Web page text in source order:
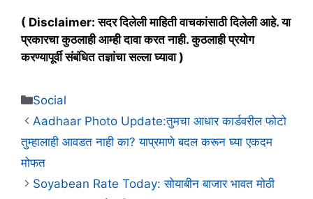
( Disclaimer: सदर दिलेली माहिती वाचकांसाठी दिलेली आहे. या
प्रकारचा कुठलाही आम्ही दावा करत नाही. कुठलाही प्रयोग
करण्यापूर्वी संबंधित तज्ञांचा सल्ला घ्यावा )
Categories
Social
Aadhaar Photo Update:तुमचा आधार कार्डवरील फोटो
तुम्हालाही आवडत नाही का? याप्रमाणे बदल करून घ्या एकदम
मोफत
Soyabean Rate Today: सोयाबीन बाजार भावत मोठी